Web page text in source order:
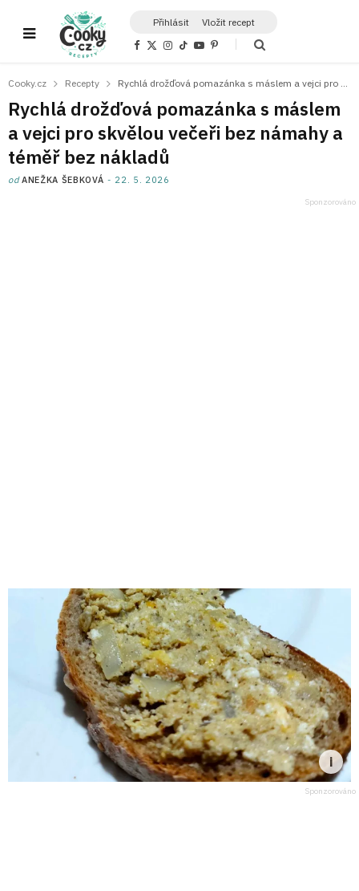
Přihlásit Vložit recept
F
b
o
k
X
i
t
e
r
)
I
a
r
a
m
T
o
Y
u
e
P
e
e
s
t
Cooky.cz Recepty
Rychlá drožďová pomazánka s máslem
a vejci pro skvělou večeři bez námahy a
téměř bez nákladů
odANEŽKA ŠEBKOVÁ 22. 5. 2026